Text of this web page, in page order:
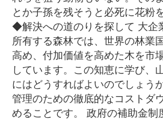
とか子孫を残そうと必死に花粉
◆解決への道のりを探して 大企
所有する森林では、世界の林業
高め、付加価値を高めた木を市
しています。この知恵に学び、
にはどうすればよいのでしょう
管理のための徹底的なコストダ
めることです。 政府の補助金制